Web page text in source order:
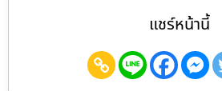
แชร์หน้านี้